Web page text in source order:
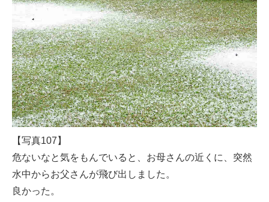
【写真107】
危ないなと気をもんでいると、お母さんの近くに、突然
水中からお父さんが飛び出しました。
良かった。